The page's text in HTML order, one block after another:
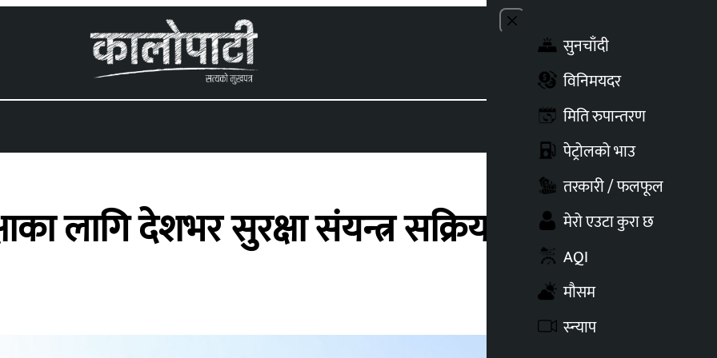
Close menu
सुनचाँदी
विनिमयदर
मिति रुपान्तरण
पेट्रोलको भाउ
तरकारी / फलफूल
मेरो एउटा कुरा छ
AQI
मौसम
स्न्याप
लागि देशभर सुरक्षा संयन्त्र सक्रिय